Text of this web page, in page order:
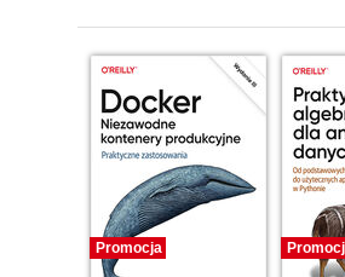
Promocja